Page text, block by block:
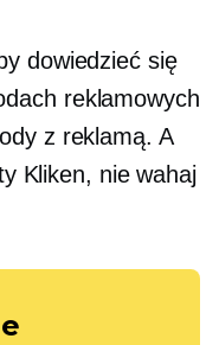
dowiedzieć się
reklamowych
z reklamą. A
Kliken, nie wahaj